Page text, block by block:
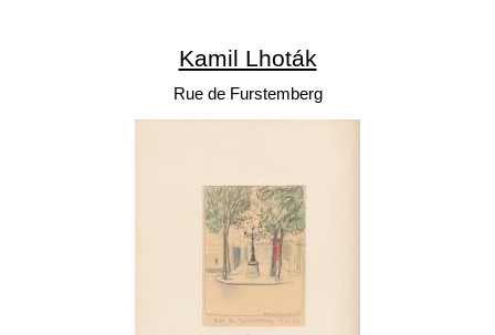
Kamil Lhoták
Rue de Furstemberg